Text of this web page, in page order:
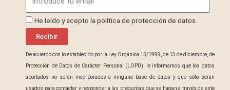
ProteccionDatos
He leído y acepto la política de protección de datos.
Recibir
De acuerdo con lo establecido por la Ley Orgánica 15/1999, de 13 de diciembre, de
Protección de Datos de Carácter Personal (LOPD), le informamos que los datos
aportados no serán incorporados a ninguna base de datos y que sólo serán
usados para contactar y responder a las preguntas que se hagan a través de este